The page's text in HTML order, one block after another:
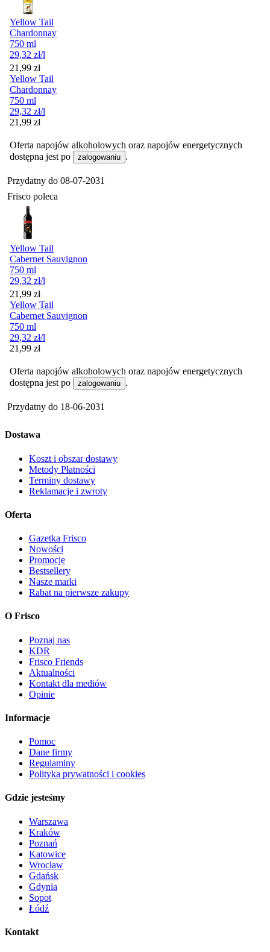
Yellow Tail
Chardonnay
750 ml
29,32 zł/l
Cena
21,99 zł
Yellow Tail
Chardonnay
750 ml
29,32 zł/l
Cena
21,99 zł
Oferta napojów alkoholowych oraz napojów energetycznych
dostępna jest po
zalogowaniu .
Przydatny do 08-07-2031
Frisco poleca
Yellow Tail
Cabernet Sauvignon
750 ml
29,32 zł/l
Cena
21,99 zł
Yellow Tail
Cabernet Sauvignon
750 ml
29,32 zł/l
Cena
21,99 zł
Oferta napojów alkoholowych oraz napojów energetycznych
dostępna jest po
zalogowaniu .
Przydatny do 18-06-2031
Dostawa
Koszt i obszar dostawy
Metody Płatności
Terminy dostawy
Reklamacje i zwroty
Oferta
Gazetka Frisco
Nowości
Promocje
Bestsellery
Nasze marki
Rabat na pierwsze zakupy
O Frisco
Poznaj nas
KDR
Frisco Friends
Aktualności
Kontakt dla mediów
Opinie
Informacje
Pomoc
Dane firmy
Regulaminy
Polityka prywatności i cookies
Gdzie jesteśmy
Warszawa
Kraków
Poznań
Katowice
Wrocław
Gdańsk
Gdynia
Sopot
Łódź
Kontakt